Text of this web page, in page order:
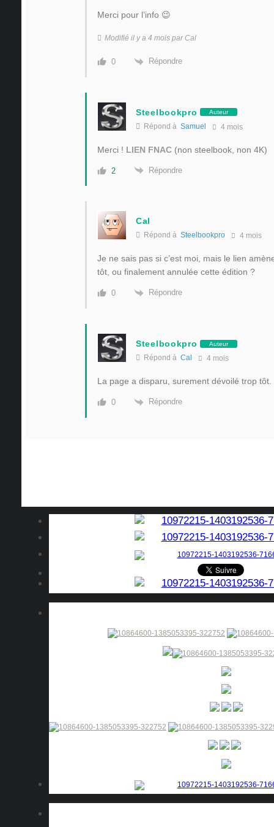
Merci pour l’info 😉
Modifié il y a 4 mois par Cal
0 Répondre
Steelbookpro Auteur
Répond à Samuel 4 mois
Merci ! LIEN FNAC (non steelbook, non 4K)
2 Répondre
Cal
Répond à Steelbookpro 4 mois
Je ne sais pas si c’est moi, mais le lien
tôt, ou finalement annulée cette édition ?
0 Répondre
Steelbookpro Auteur
Répond à Cal 4 mois
La page a disparu, surement dévoilé trop tôt.
0 Répondre